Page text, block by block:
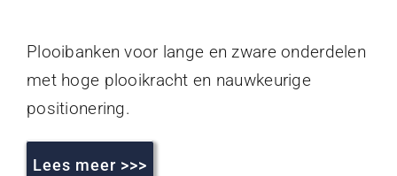
Plooibanken voor lange en zware onderdelen
met hoge plooikracht en nauwkeurige
positionering.
Lees meer >>>